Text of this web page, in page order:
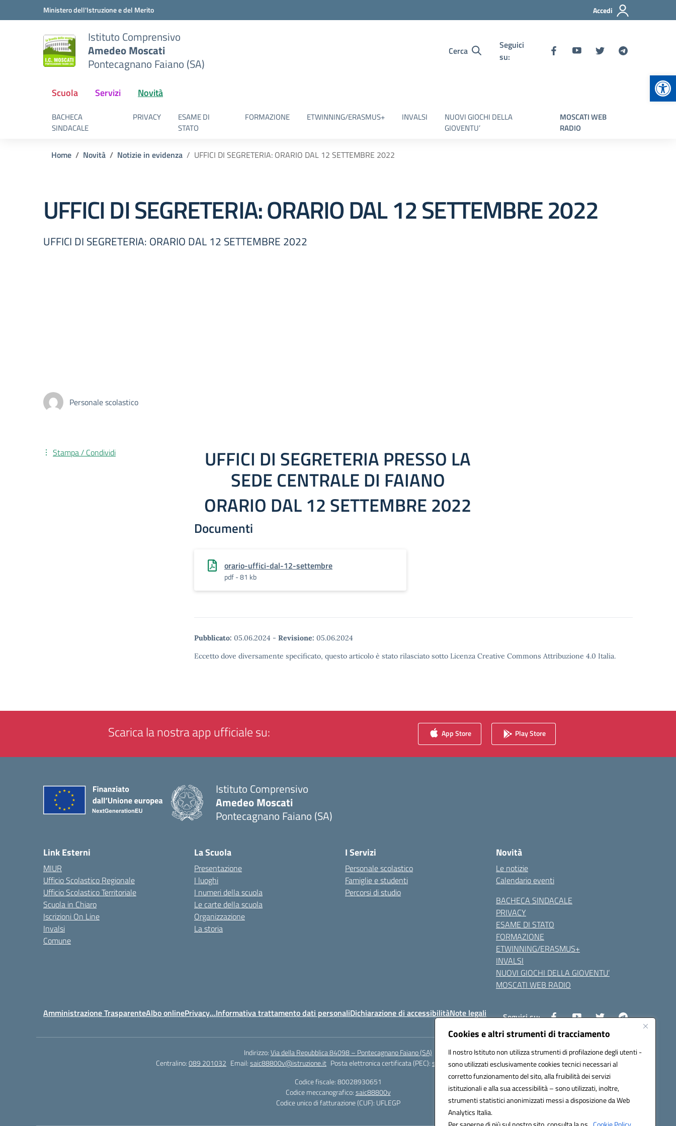
Cookies e altri strumenti di tracciamento
Il nostro Istituto non utilizza strumenti di profilazione degli utenti -
sono utilizzati esclusivamente cookies tecnici necessari al
corretto funzionamento del sito, alla fruibilità dei servizi
istituzionali e alla sua accessibilità – sono utilizzati, inoltre,
strumenti statistici anonimizzati messi a disposizione da Web
Analytics Italia.
Vai ai contenuti
Vai al menu di navigazioneMinistero dell'Istruzione e del Merito Accedi
Istituto Comprensivo
Amedeo Moscati
Pontecagnano Faiano (SA)
Cerca
Seguici
su:
Scuola Servizi Novità
BACHECA
SINDACALE
PRIVACY
ESAME DI
STATO
FORMAZIONE ETWINNING/ERASMUS+ INVALSI
NUOVI GIOCHI DELLA
GIOVENTU’
MOSCATI WEB
RADIO
Home Novità Notizie in evidenza UFFICI DI SEGRETERIA: ORARIO DAL 12 SETTEMBRE 2022
UFFICI DI SEGRETERIA: ORARIO DAL 12 SETTEMBRE 2022
UFFICI DI SEGRETERIA: ORARIO DAL 12 SETTEMBRE 2022
Personale scolastico
UFFICI DI SEGRETERIA PRESSO LA
SEDE CENTRALE DI FAIANO
ORARIO DAL 12 SETTEMBRE 2022
Documenti
orario-uffici-dal-12-settembre
pdf - 81 kb
Pubblicato: 05.06.2024 - Revisione: 05.06.2024
Eccetto dove diversamente specificato, questo articolo è stato rilasciato sotto Licenza Creative Commons Attribuzione 4.0 Italia.
Stampa / Condividi
Scarica la nostra app ufficiale su: App Store Play Store
Istituto Comprensivo
Amedeo Moscati
Pontecagnano Faiano (SA)
Link Esterni
MIUR
Ufficio Scolastico Regionale
Ufficio Scolastico Territoriale
Scuola in Chiaro
Iscrizioni On Line
Invalsi
Comune
La Scuola
Presentazione
I luoghi
I numeri della scuola
Le carte della scuola
Organizzazione
La storia
I Servizi
Personale scolastico
Famiglie e studenti
Percorsi di studio
Novità
Le notizie
Calendario eventi
BACHECA SINDACALE
PRIVACY
ESAME DI STATO
FORMAZIONE
ETWINNING/ERASMUS+
INVALSI
NUOVI GIOCHI DELLA GIOVENTU’
MOSCATI WEB RADIO
Amministrazione TrasparenteAlbo onlinePrivacy…Informativa trattamento dati personaliDichiarazione di accessibilitàNote legali Seguici su:
Indirizzo:Via della Repubblica 84098 – Pontecagnano Faiano (SA)
Centralino:089 201032 Email:saic88800v@istruzione.it Posta elettronica certificata (PEC):saic88800v@pec.istruzione.it
Codice fiscale: 80028930651
Codice meccanografico:saic88800v
Codice unico di fatturazione (CUF): UFLEGP